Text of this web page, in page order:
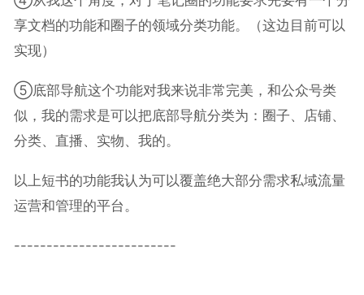
享文档的功能和圈子的领域分类功能。（这边目前可以
实现）
⑤底部导航这个功能对我来说非常完美，和公众号类
似，我的需求是可以把底部导航分类为：圈子、店铺、
分类、直播、实物、我的。
以上短书的功能我认为可以覆盖绝大部分需求私域流量
运营和管理的平台。
-------------------------